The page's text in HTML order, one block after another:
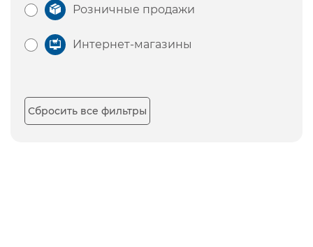
Розничные продажи
Интернет-магазины
Сбросить все фильтры